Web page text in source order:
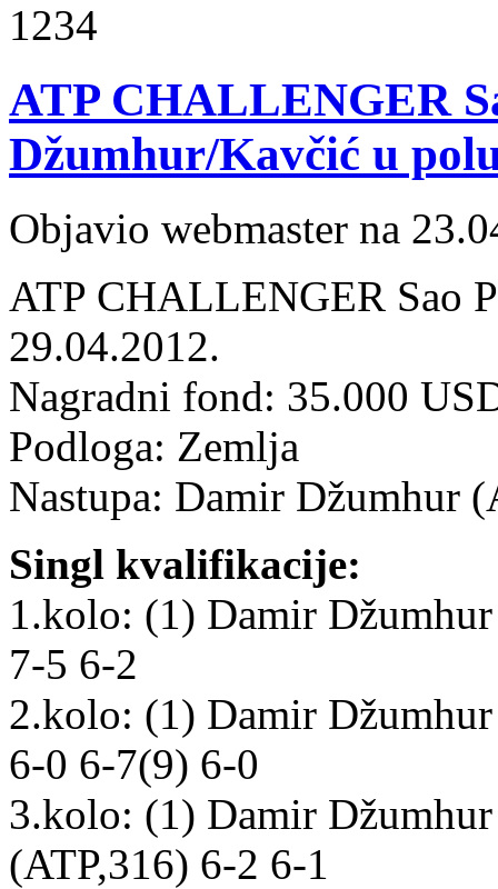
1234
ATP CHALLENGER
Džumhur/Kavčić u
Objavio webmaster na
ATP CHALLENGER Sao
29.04.2012.
Nagradni fond: 35.000
Podloga: Zemlja
Nastupa: Damir Džumhur
Singl kvalifikacije:
1.kolo: (1) Damir
7-5 6-2
2.kolo: (1) Damir
6-0 6-7(9) 6-0
3.kolo: (1) Damir
(ATP,316) 6-2 6-1